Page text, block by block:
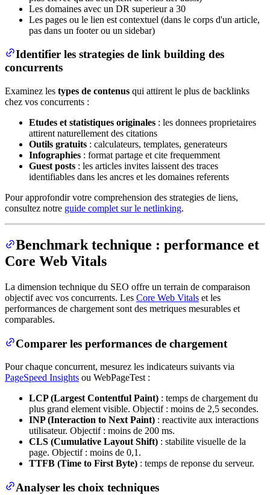
Les domaines avec un DR superieur a 30
Les pages ou le lien est contextuel (dans le corps d'un article,
pas dans un footer ou un sidebar)
Identifier les strategies de link building des
concurrents
Examinez les types de contenus qui attirent le plus de backlinks
chez vos concurrents :
Etudes et statistiques originales : les donnees proprietaires
attirent naturellement des citations
Outils gratuits : calculateurs, templates, generateurs
Infographies : format partage et cite frequemment
Guest posts : les articles invites laissent des traces
identifiables dans les ancres et les domaines referents
Pour approfondir votre comprehension des strategies de liens,
consultez notre guide complet sur le netlinking.
Benchmark technique : performance et
Core Web Vitals
La dimension technique du SEO offre un terrain de comparaison
objectif avec vos concurrents. Les Core Web Vitals et les
performances de chargement sont des metriques mesurables et
comparables.
Comparer les performances de chargement
Pour chaque concurrent, mesurez les indicateurs suivants via
PageSpeed Insights ou WebPageTest :
LCP (Largest Contentful Paint) : temps de chargement du
plus grand element visible. Objectif : moins de 2,5 secondes.
INP (Interaction to Next Paint) : reactivite aux interactions
utilisateur. Objectif : moins de 200 ms.
CLS (Cumulative Layout Shift) : stabilite visuelle de la
page. Objectif : moins de 0,1.
TTFB (Time to First Byte) : temps de reponse du serveur.
Analyser les choix techniques